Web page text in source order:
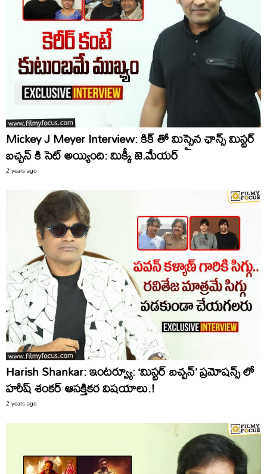
Mickey J Meyer Interview: కిక్ తో మిస్సైన ఛాన్స్ మిస్టర్
బచ్చన్ కి సెట్ అయ్యింది: మిక్కీ జె.మేయర్
2 years ago
Harish Shankar: ఇంటర్వ్యూ: ‘మిస్టర్ బచ్చన్’ ప్రమోషన్స్ లో
హరీష్ శంకర్ ఆసక్తికర విషయాలు.!
2 years ago